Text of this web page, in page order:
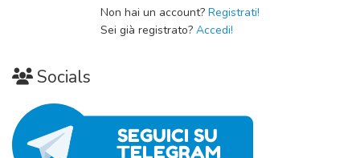
Capitolo 15
10 Novembre 2020
Capitolo 02
Non hai un account? Registrati!
Sei già registrato? Accedi!
Socials